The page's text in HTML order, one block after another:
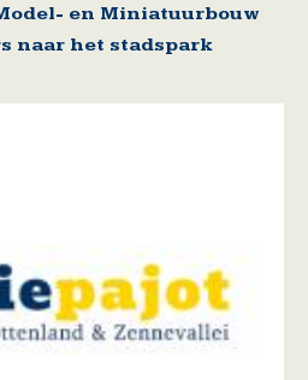
en Miniatuurbouw
naar het stadspark